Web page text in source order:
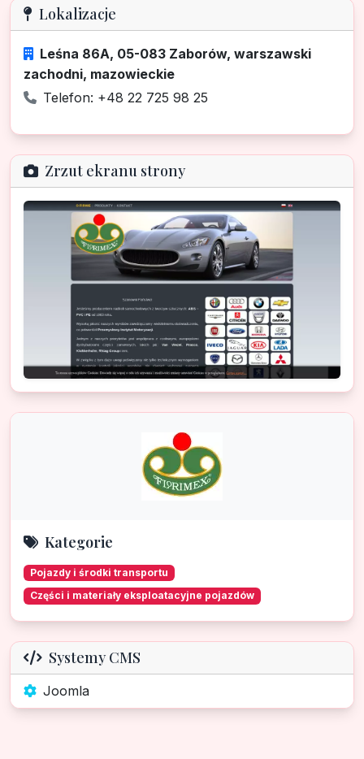
Lokalizacje
Leśna 86A, 05-083 Zaborów, warszawski
zachodni, mazowieckie
Telefon: +48 22 725 98 25
Zrzut ekranu strony
Kategorie
Pojazdy i środki transportu
Części i materiały eksploatacyjne pojazdów
Systemy CMS
Joomla